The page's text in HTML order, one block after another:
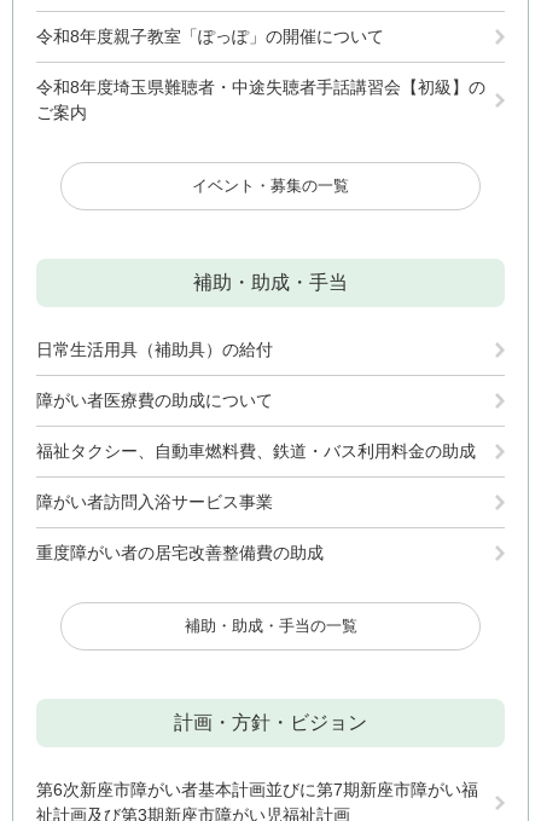
令和8年度親子教室「ぽっぽ」の開催について
令和8年度埼玉県難聴者・中途失聴者手話講習会【初級】の
ご案内
イベント・募集の一覧
補助・助成・手当
日常生活用具（補助具）の給付
障がい者医療費の助成について
福祉タクシー、自動車燃料費、鉄道・バス利用料金の助成
障がい者訪問入浴サービス事業
重度障がい者の居宅改善整備費の助成
補助・助成・手当の一覧
計画・方針・ビジョン
第6次新座市障がい者基本計画並びに第7期新座市障がい福
祉計画及び第3期新座市障がい児福祉計画